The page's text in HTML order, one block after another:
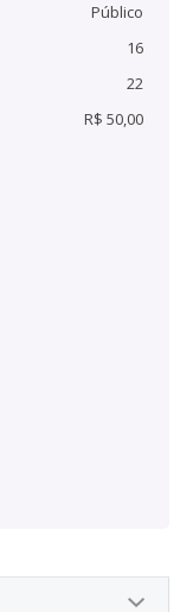
Público
16
22
R$ 50,00